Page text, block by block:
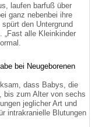
laufen barfuß über
ganz nebenbei ihre
den Untergrund
alle Kleinkinder
bei Neugeborenen
dass Babys, die
bis zum Alter von sechs
jeglicher Art und
intrakranielle Blutungen